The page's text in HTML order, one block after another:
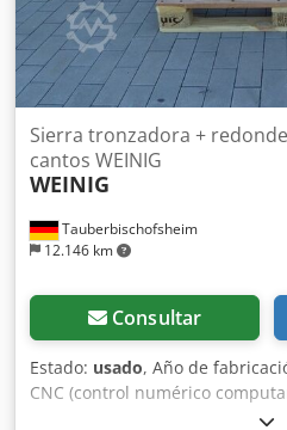
Tauberbischofsheim
12.146 km
Sierra tronzadora +
cantos WEINIG
WEINIG
Consultar
Estado: usado, Año de
CNC (control numérico
Cantidad: 2 Cedpfx Agszrxlge